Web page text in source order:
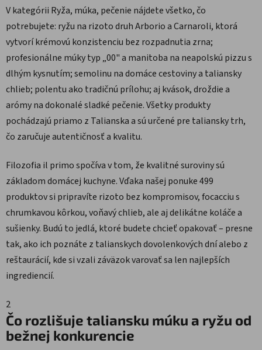
V kategórii Ryža, múka, pečenie nájdete všetko, čo
potrebujete: ryžu na rizoto druh Arborio a Carnaroli, ktorá
vytvorí krémovú konzistenciu bez rozpadnutia zrna;
profesionálne múky typ „00" a manitoba na neapolskú pizzu s
dlhým kysnutím; semolinu na domáce cestoviny a taliansky
chlieb; polentu ako tradičnú prílohu; aj kvások, droždie a
arómy na dokonalé sladké pečenie. Všetky produkty
pochádzajú priamo z Talianska a sú určené pre taliansky trh,
čo zaručuje autentičnosť a kvalitu.
Filozofia il primo spočíva v tom, že kvalitné suroviny sú
základom domácej kuchyne. Vďaka našej ponuke 499
produktov si pripravíte rizoto bez kompromisov, focacciu s
chrumkavou kôrkou, voňavý chlieb, ale aj delikátne koláče a
sušienky. Budú to jedlá, ktoré budete chcieť opakovať – presne
tak, ako ich poznáte z talianskych dovolenkových dní alebo z
reštaurácií, kde si vzali záväzok varovať sa len najlepších
ingrediencií.
2
Čo rozlišuje taliansku múku a ryžu od
bežnej konkurencie